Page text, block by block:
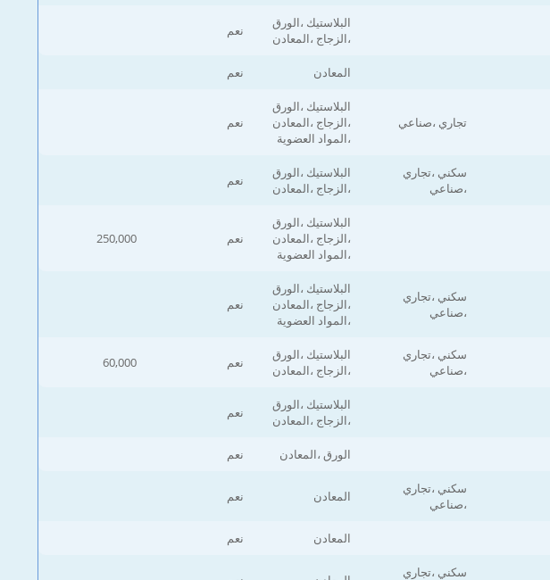
البلاستيك ،الورق
،الزجاج ،المعادن
نعم
المعادن نعم
تجاري ،صناعي
البلاستيك ،الورق
،الزجاج ،المعادن
،المواد العضوية
نعم
سكني ،تجاري
،صناعي
البلاستيك ،الورق
،الزجاج ،المعادن
نعم
البلاستيك ،الورق
،الزجاج ،المعادن
،المواد العضوية
نعم 250,000
سكني ،تجاري
،صناعي
البلاستيك ،الورق
،الزجاج ،المعادن
،المواد العضوية
نعم
سكني ،تجاري
،صناعي
البلاستيك ،الورق
،الزجاج ،المعادن
نعم 60,000
البلاستيك ،الورق
،الزجاج ،المعادن
نعم
الورق ،المعادن نعم
سكني ،تجاري
،صناعي
المعادن نعم
المعادن نعم
سكني ،تجاري